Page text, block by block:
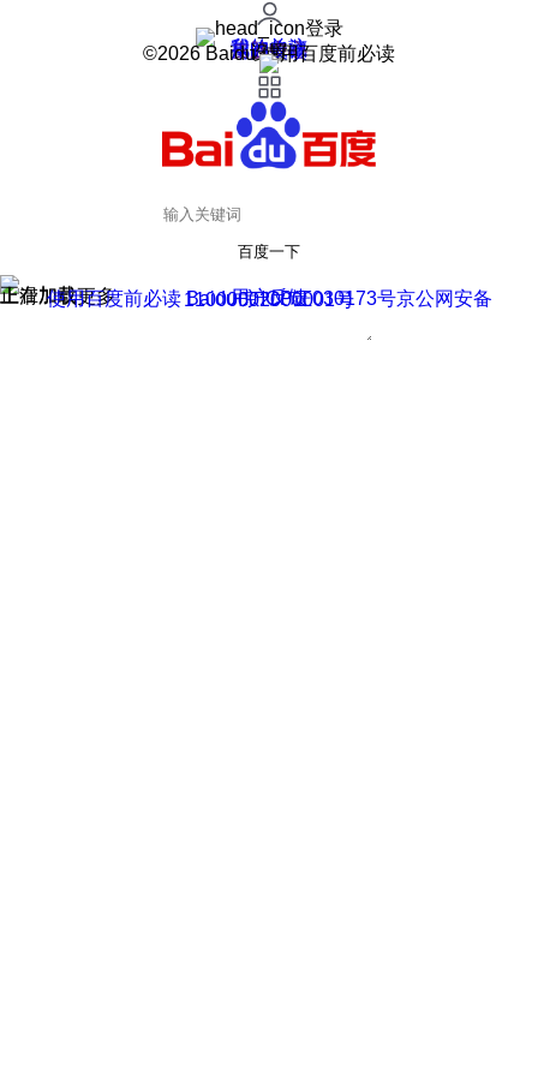
登录
我的关注
我的收藏
皮肤中心
用户反馈
设置
©2026 Baidu 使用百度前必读
百度一下
正在加载
上滑加载更多 用户反馈
使用百度前必读 Baidu 京ICP证030173号
京公网安备11000002000001号